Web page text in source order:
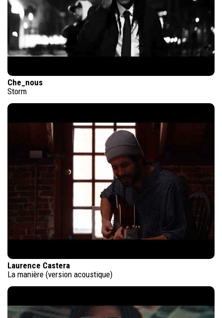
Che_nous
Storm
Laurence Castera
La manière (version acoustique)